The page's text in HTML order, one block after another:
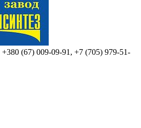
+380 (67) 009-09-91, +7 (705) 979-51-